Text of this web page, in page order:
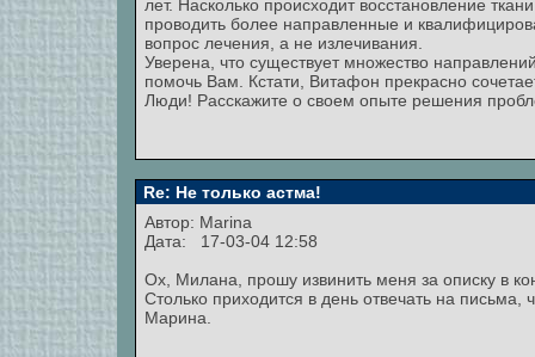
лет. Насколько происходит восстановление
проводить более направленные и
вопрос лечения, а не излечивания.
Уверена, что существует множество
помочь Вам. Кстати, Витафон прекрасно
Люди! Расскажите о своем опыте решения
Re: Не только астма!
Автор: Marina
Дата: 17-03-04 12:58
Ох, Милана, прошу извинить меня за описку в
Столько приходится в день отвечать на письма,
Марина.